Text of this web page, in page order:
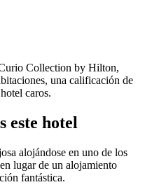
Collection by Hilton,
una calificación de
caros.
este hotel
alojándose en uno de los
lugar de un alojamiento
fantástica.